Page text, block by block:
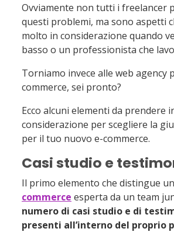
Ovviamente non tutti i freelancer
questi problemi, ma sono aspetti
molto in considerazione quando
basso o un professionista che
Torniamo invece alle web agency
commerce, sei pronto?
Ecco alcuni elementi da prendere
considerazione per scegliere la
per il tuo nuovo e-commerce.
Casi studio e
Il primo elemento che distingue
commerce esperta da un team
numero di casi studio e di
presenti all’interno del proprio